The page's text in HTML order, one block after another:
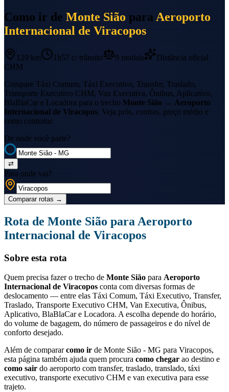
Como ir de Monte Sião para Aeroporto
Internacional de Viracopos
129 km 1h57 c/ trânsito 9 modais
Distância oficial
CHM
Compare Táxi Comum, Táxi Executivo, Transfer, Traslado,
Transporte Executivo CHM, Van Executiva, Ônibus, Aplicativo,
BlaBlaCar e Locadora para o trecho Monte Sião → Aeroporto
Internacional de Viracopos. Veja prós, contras, preço médio e
como contratar.
De onde você parte?
⇄
Para onde vai?
Comparar rotas →
Rota de Monte Sião para Aeroporto
Internacional de Viracopos
Sobre esta rota
Quem precisa fazer o trecho de Monte Sião para Aeroporto
Internacional de Viracopos conta com diversas formas de
deslocamento — entre elas Táxi Comum, Táxi Executivo, Transfer,
Traslado, Transporte Executivo CHM, Van Executiva, Ônibus,
Aplicativo, BlaBlaCar e Locadora. A escolha depende do horário,
do volume de bagagem, do número de passageiros e do nível de
conforto desejado.
Além de compararcomo ir de Monte Sião - MG para Viracopos,
esta página também ajuda quem procura como chegar ao destino e
como sair do aeroporto com transfer, traslado, translado, táxi
executivo, transporte executivo CHM e van executiva para esse
trajeto.